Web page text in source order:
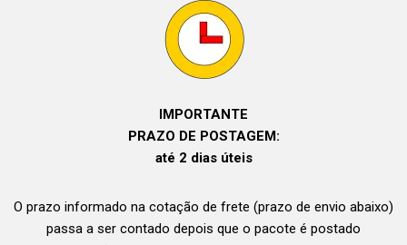
IMPORTANTE
PRAZO DE POSTAGEM:
até 2 dias úteis
O prazo informado na cotação de frete (prazo de envio abaixo)
passa a ser contado depois que o pacote é postado